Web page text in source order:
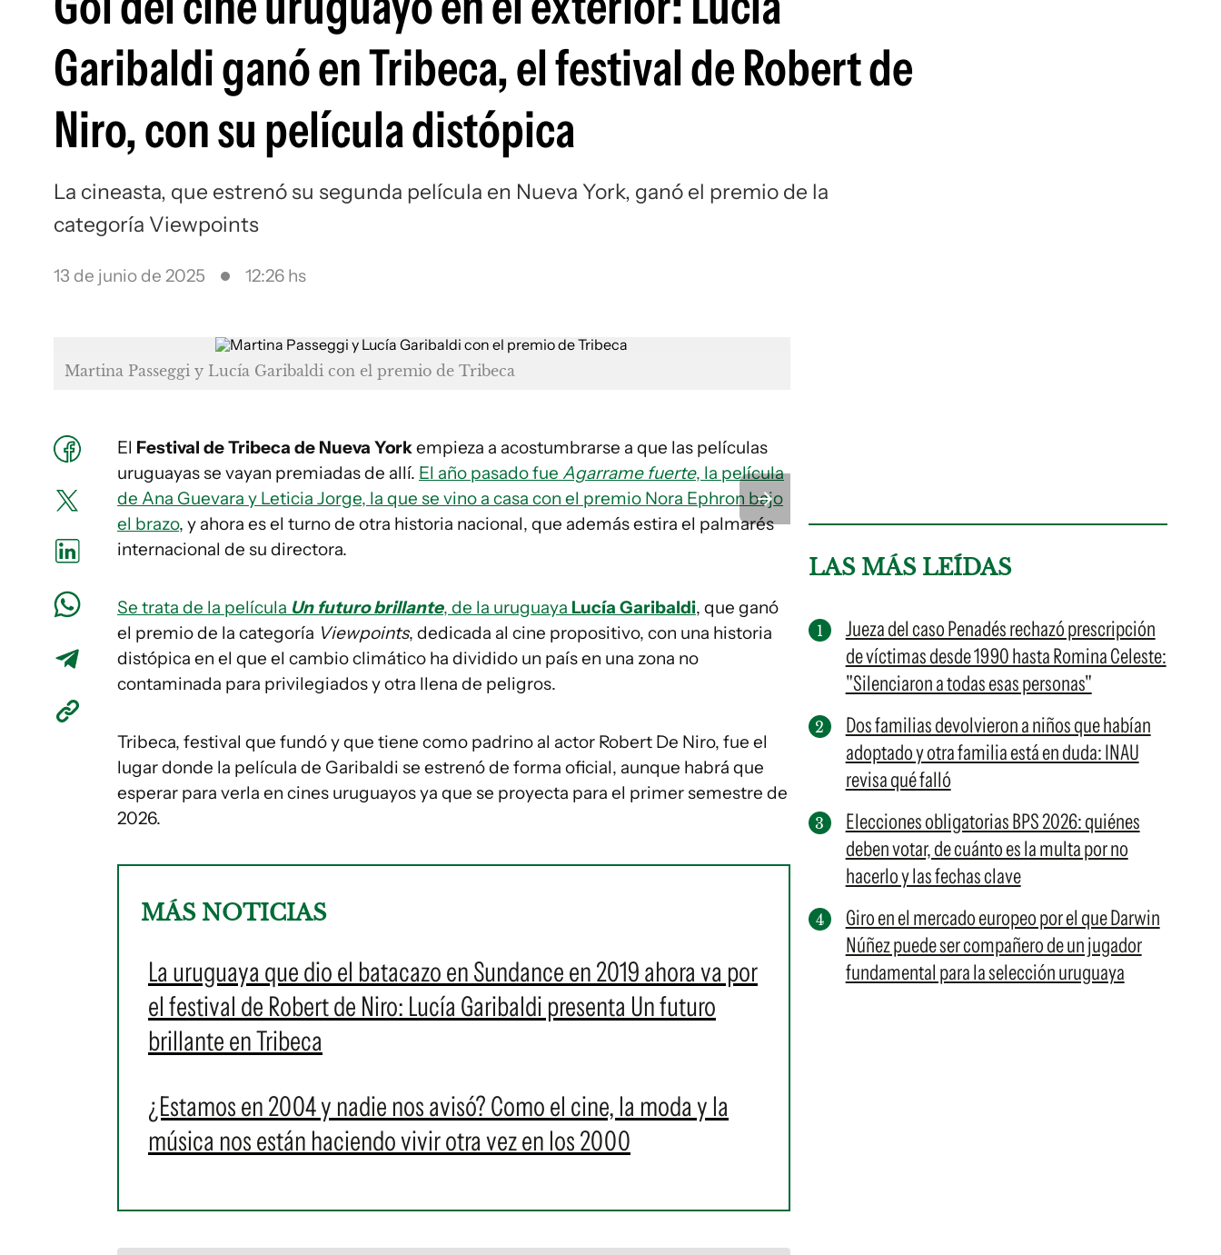
Garibaldi ganó en Tribeca, el festival de Robert de
Niro, con su película distópica
La cineasta, que estrenó su segunda película en Nueva York, ganó el premio de la
categoría Viewpoints
13 de junio de 2025 12:26 hs
Martina Passeggi y Lucía Garibaldi con el premio de Tribeca
El Festival de Tribeca de Nueva Yorkempieza a acostumbrarse a que las películas
uruguayas se vayan premiadas de allí. El año pasado fue Agarrame fuerte, la película
de Ana Guevara y Leticia Jorge, la que se vino a casa con el premio Nora Ephron bajo
el brazo, y ahora es el turno de otra historia nacional, que además estira el palmarés
internacional de su directora.
Se trata de la película Un futuro brillante, de la uruguaya Lucía Garibaldi, que ganó
el premio de la categoría Viewpoints, dedicada al cine propositivo, con una historia
distópica en el que el cambio climático ha dividido un país en una zona no
contaminada para privilegiados y otra llena de peligros.
Tribeca, festival que fundó y que tiene como padrino al actor Robert De Niro, fue el
lugar donde la película de Garibaldi se estrenó de forma oficial, aunque habrá que
esperar para verla en cines uruguayos ya que se proyecta para el primer semestre de
2026.
MÁS NOTICIAS
La uruguaya que dio el batacazo en Sundance en 2019 ahora va por
el festival de Robert de Niro: Lucía Garibaldi presenta Un futuro
brillante en Tribeca
¿Estamos en 2004 y nadie nos avisó? Como el cine, la moda y la
música nos están haciendo vivir otra vez en los 2000
LAS MÁS LEÍDAS
Jueza del caso Penadés rechazó prescripción
de víctimas desde 1990 hasta Romina Celeste:
"Silenciaron a todas esas personas"
Dos familias devolvieron a niños que habían
adoptado y otra familia está en duda: INAU
revisa qué falló
Elecciones obligatorias BPS 2026: quiénes
deben votar, de cuánto es la multa por no
hacerlo y las fechas clave
Giro en el mercado europeo por el que Darwin
Núñez puede ser compañero de un jugador
fundamental para la selección uruguaya